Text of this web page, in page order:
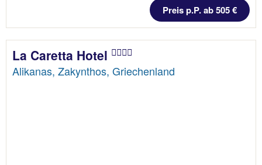
Preis p.P. ab 505 €
La Caretta Hotel
Alikanas, Zakynthos, Griechenland